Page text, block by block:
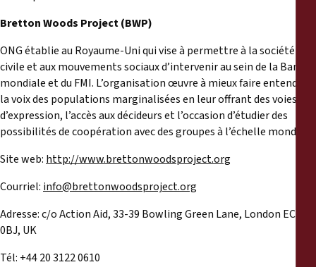
Bretton Woods Project (BWP)
ONG établie au Royaume-Uni qui vise à permettre à la société
civile et aux mouvements sociaux d’intervenir au sein de la Banque
mondiale et du FMI. L’organisation œuvre à mieux faire entendre
la voix des populations marginalisées en leur offrant des voies
d’expression, l’accès aux décideurs et l’occasion d’étudier des
possibilités de coopération avec des groupes à l’échelle mondiale.
Site web: http://www.brettonwoodsproject.org
Courriel: info@brettonwoodsproject.org
Adresse: c/o Action Aid, 33-39 Bowling Green Lane, London EC1R
0BJ, UK
Tél: +44 20 3122 0610